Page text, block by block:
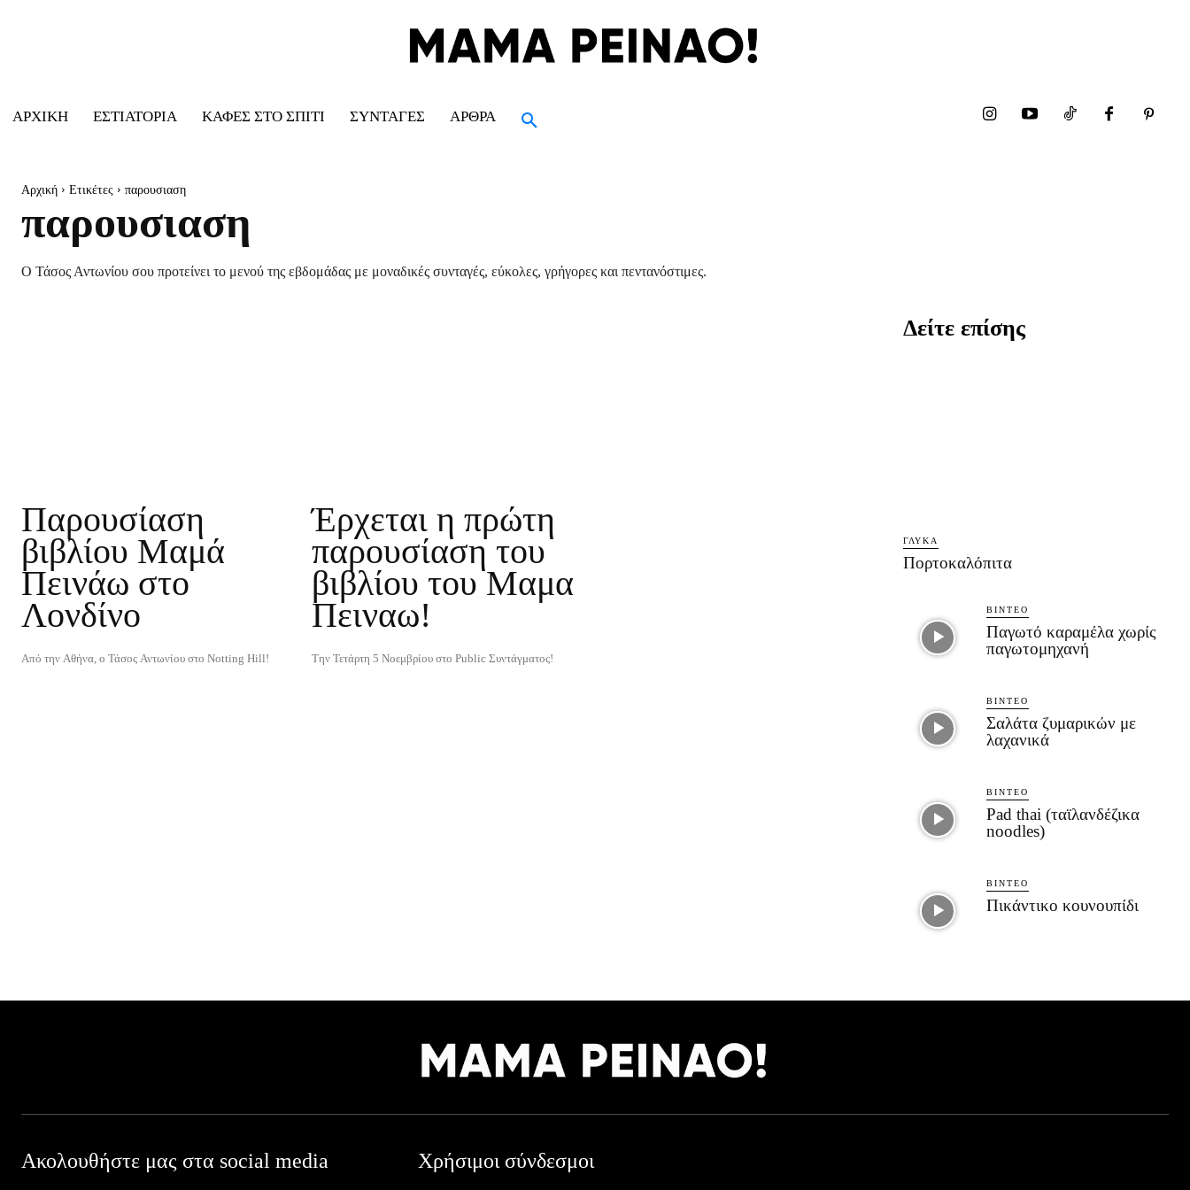
ΑΡΧΙΚΉ ΕΣΤΙΑΤΌΡΙΑ ΚΑΦΈΣ ΣΤΟ ΣΠΊΤΙ ΣΥΝΤΑΓΈΣ ΆΡΘΡΑ
Αρχική Ετικέτες παρουσιαση
παρουσιαση
Ο Τάσος Αντωνίου σου προτείνει το μενού της εβδομάδας με μοναδικές συνταγές, εύκολες, γρήγορες και πεντανόστιμες.
Παρουσίαση
βιβλίου Μαμά
Πεινάω στο
Λονδίνο
Από την Αθήνα, ο Τάσος Αντωνίου στο Notting Hill!
Έρχεται η πρώτη
παρουσίαση του
βιβλίου του Μαμα
Πειναω!
Την Τετάρτη 5 Νοεμβρίου στο Public Συντάγματος!
Δείτε επίσης
ΓΛΥΚΆ
Πορτοκαλόπιτα
ΒΊΝΤΕΟ
Παγωτό καραμέλα χωρίς
παγωτομηχανή
ΒΊΝΤΕΟ
Σαλάτα ζυμαρικών με
λαχανικά
ΒΊΝΤΕΟ
Pad thai (ταϊλανδέζικα
noodles)
ΒΊΝΤΕΟ
Πικάντικο κουνουπίδι
Ακολουθήστε μας στα social media Χρήσιμοι σύνδεσμοι